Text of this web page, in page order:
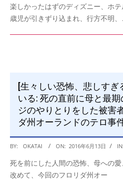
15
楽しかったはずのディズニー、ホ
歳児が引きずり込まれ、行方不明
[生々しい恐怖、悲しすぎ
いる: 死の直前に母と最
ジのやりとりをした被害
ダ州オーランドのテロ事
2016-
13
BY: OKATAI ON: 2016年6月13日 IN:
死を前にした人間の恐怖、母への
改めて、今回のフロリダ州オー